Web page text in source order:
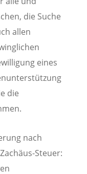
die Suche
allen
eines
die
nach
Steuer: